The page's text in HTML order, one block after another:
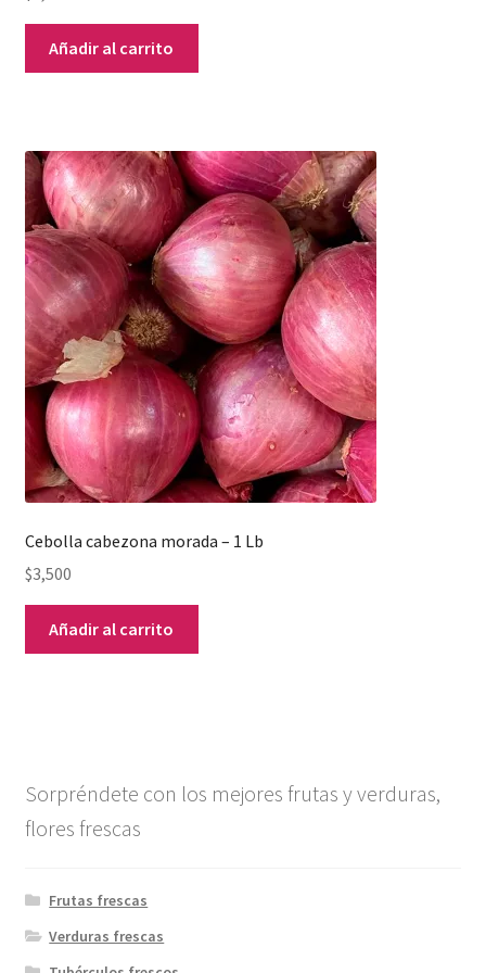
Añadir al carrito
Cebolla cabezona morada – 1 Lb
$3,500
Añadir al carrito
Sorpréndete con los mejores frutas y verduras,
flores frescas
Frutas frescas
Verduras frescas